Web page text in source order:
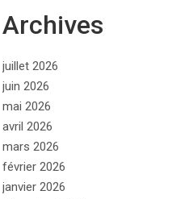
Archives
juillet 2026
juin 2026
mai 2026
avril 2026
mars 2026
février 2026
janvier 2026